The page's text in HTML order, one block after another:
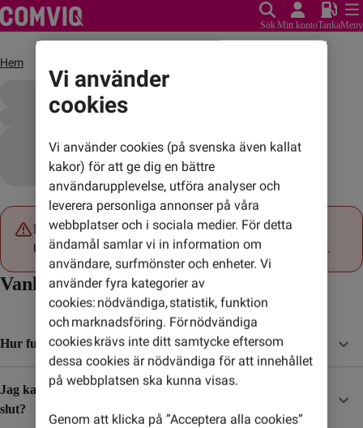
SökMitt kontoTankaMeny
Hem
Något gick fel
Utlandspriser kunde inte laddas. Försök igen senare.
Vanliga frågor och svar
Hur funkar Surfpaket?
Jag kar skaffat ett Surfpaket, hur vet jag när det börjar ta
slut?
Vi använder
cookies
Vi använder cookies (på svenska även kallat
kakor) för att ge dig en bättre
användarupplevelse, utföra analyser och
leverera personliga annonser på våra
webbplatser och i sociala medier. För detta
ändamål samlar vi in information om
användare, surfmönster och enheter. Vi
använder fyra kategorier av
cookies: nödvändiga, statistik, funktion
och marknadsföring. För nödvändiga
cookies krävs inte ditt samtycke eftersom
dessa cookies är nödvändiga för att innehållet
på webbplatsen ska kunna visas.
Genom att klicka på ”Acceptera alla cookies”